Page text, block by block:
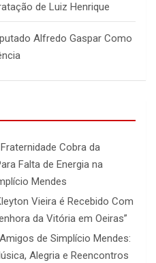
de Luiz Henrique
Alfredo Gaspar Como
Fraternidade Cobra da
Falta de Energia na
Mendes
Vieira é Recebido Com
da Vitória em Oeiras”
de Simplício Mendes:
Alegria e Reencontros